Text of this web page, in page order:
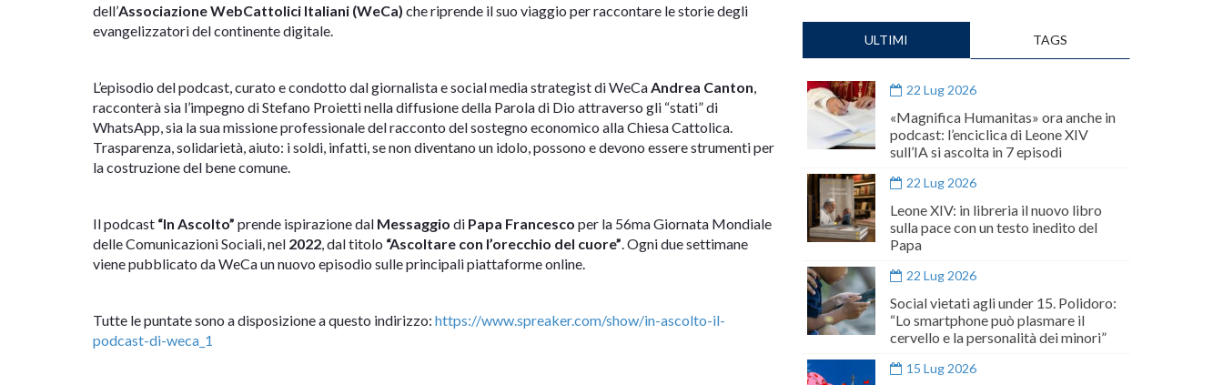
dell’Associazione WebCattolici Italiani (WeCa) che riprende il suo viaggio per raccontare le storie degli
evangelizzatori del continente digitale.
L’episodio del podcast, curato e condotto dal giornalista e social media strategist di WeCa Andrea Canton
racconterà sia l’impegno di Stefano Proietti nella diffusione della Parola di Dio attraverso gli “stati” di
WhatsApp, sia la sua missione professionale del racconto del sostegno economico alla Chiesa Cattolica.
Trasparenza, solidarietà, aiuto: i soldi, infatti, se non diventano un idolo, possono e devono essere strumenti per
la costruzione del bene comune.
Il podcast “In Ascolto” prende ispirazione dal Messaggio di Papa Francesco per la 56ma Giornata Mondiale
delle Comunicazioni Sociali, nel 2022 , dal titolo “Ascoltare con l’orecchio del cuore” . Ogni due settimane
viene pubblicato da WeCa un nuovo episodio sulle principali piattaforme online.
Tutte le puntate sono a disposizione a questo indirizzo: https://www.spreaker.com/show/in-ascolto-il-
podcast-di-weca_1
ULTIMI TAGS
22 Lug 2026
«Magnifica Humanitas» ora anche in
podcast: l’enciclica di Leone XIV
sull’IA si ascolta in 7 episodi
22 Lug 2026
Leone XIV: in libreria il nuovo libro
sulla pace con un testo inedito del
Papa
22 Lug 2026
Social vietati agli under 15. Polidoro:
“Lo smartphone può plasmare il
cervello e la personalità dei minori”
15 Lug 2026